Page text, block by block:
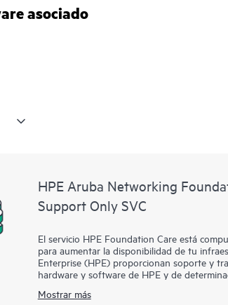
asociado
HPE Aruba Networking
Support Only SVC
El servicio HPE Foundation Care está
para aumentar la disponibilidad de tu
Enterprise (HPE) proporcionan soporte y
hardware y software de HPE y de
Para los productos de hardware cubiertos
Mostrar más